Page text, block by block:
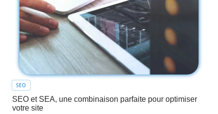
SEO
SEO et SEA, une combinaison parfaite pour optimiser
votre site